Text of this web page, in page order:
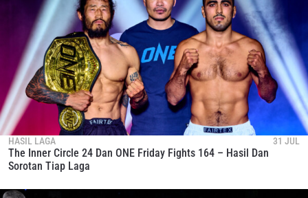
HASIL LAGA 31 JUL
The Inner Circle 24 Dan ONE Friday Fights 164 – Hasil Dan
Sorotan Tiap Laga